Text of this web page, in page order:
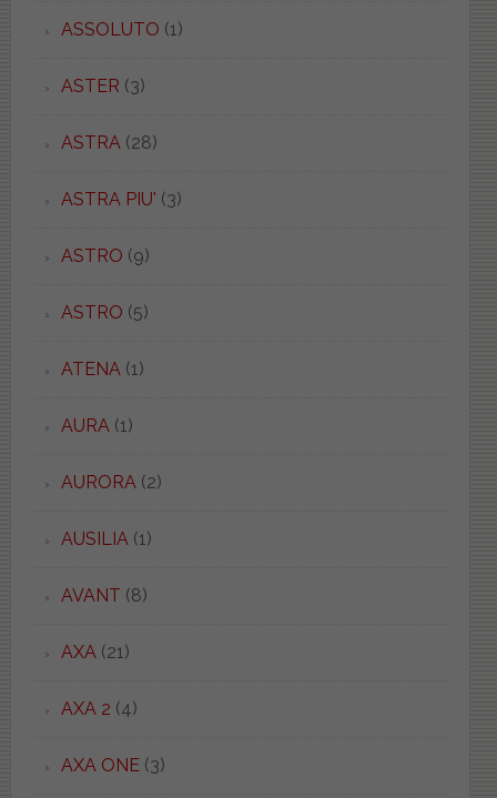
ASSOLUTO (1)
ASTER (3)
ASTRA(28)
ASTRA PIU' (3)
ASTRO (9)
ASTRO (5)
ATENA(1)
AURA(1)
AURORA(2)
AUSILIA(1)
AVANT (8)
AXA(21)
AXA 2 (4)
AXA ONE(3)